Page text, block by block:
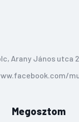
Arany János utca
Megosztom